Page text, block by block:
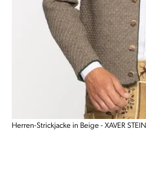
Herren-Strickjacke in Beige - XAVER STEIN